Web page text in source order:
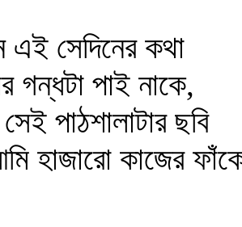
এই সেদিনের কথা
পাই নাকে,
পাঠশালাটার ছবি
হাজারো কাজের